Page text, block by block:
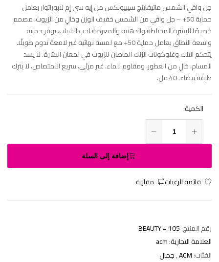
جل واقي الشمس ماتيفاينج سيبيونكس من إيه سي إم لابوراتوار بعامل
حماية 50+ – جل واقي من الشمس خفيف الوزن وخالٍ من الزيوت، مصمم
خصيصًا للبشرة المختلطة والدهنية والمعرضة لحب الشباب. يوفر حماية
واسعة النطاق بعامل حماية 50+ مع لمسة نهائية غير لامعة تدوم طويلًا.
يتحكم التلك وغلوكونات الزنك الماصان للزيوت في لمعان البشرة. لا يسد
المسام، خالٍ من العطور، ومقاوم للماء. غير مرئي، سريع الامتصاص، لا يترك
طبقة بيضاء. 40 مل.
الكمية:
إضافة إلى السلة
قائمة الرغبات مقارنة
رقم المنتج:BEAUTY = 105
العلامة التجارية:acm
الفئات:ACM
,جمال